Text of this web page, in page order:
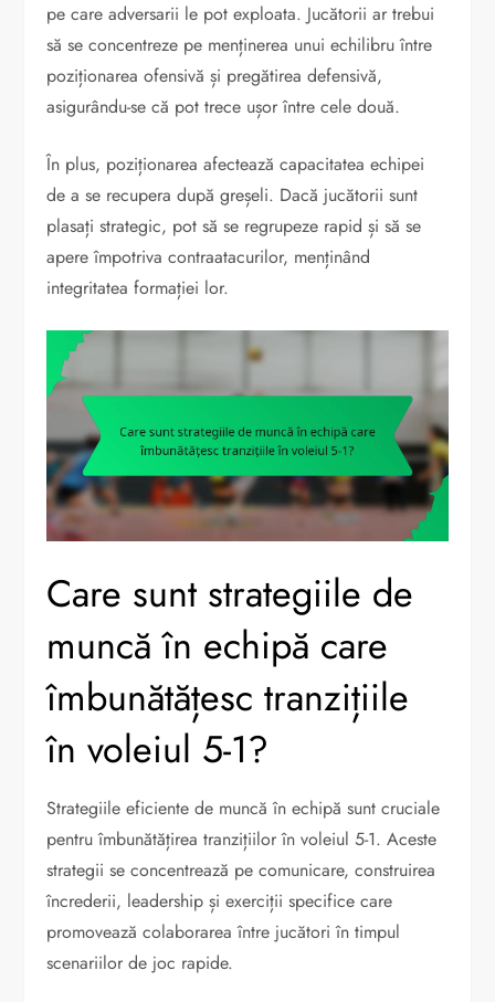
pe care adversarii le pot exploata. Jucătorii ar trebui
să se concentreze pe menținerea unui echilibru între
poziționarea ofensivă și pregătirea defensivă,
asigurându-se că pot trece ușor între cele două.
În plus, poziționarea afectează capacitatea echipei
de a se recupera după greșeli. Dacă jucătorii sunt
plasați strategic, pot să se regrupeze rapid și să se
apere împotriva contraatacurilor, menținând
integritatea formației lor.
Care sunt strategiile de
muncă în echipă care
îmbunătățesc tranzițiile
în voleiul 5-1?
Strategiile eficiente de muncă în echipă sunt cruciale
pentru îmbunătățirea tranzițiilor în voleiul 5-1. Aceste
strategii se concentrează pe comunicare, construirea
încrederii, leadership și exerciții specifice care
promovează colaborarea între jucători în timpul
scenariilor de joc rapide.